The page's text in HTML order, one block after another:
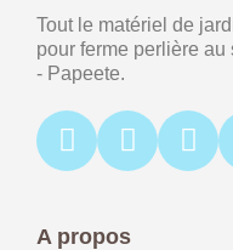
Tout le matériel de
pour ferme perlière
- Papeete.
A propos